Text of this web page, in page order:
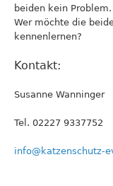
beiden kein Problem.
Wer möchte die
kennenlernen?
Kontakt:
Susanne Wanninger
Tel. 02227 9337752
info@katzenschutz-